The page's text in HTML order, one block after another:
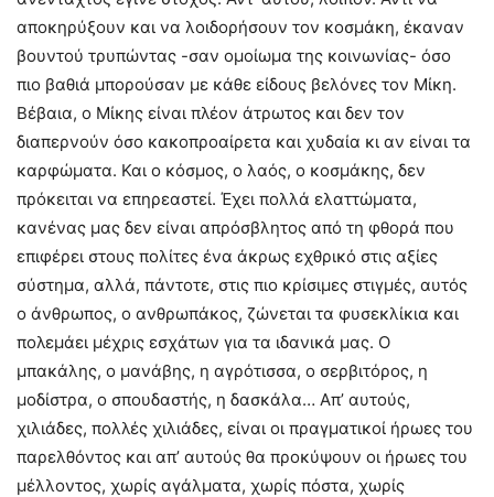
αποκηρύξουν και να λοιδορήσουν τον κοσμάκη, έκαναν
βουντού τρυπώντας -σαν ομοίωμα της κοινωνίας- όσο
πιο βαθιά μπορούσαν με κάθε είδους βελόνες τον Μίκη.
Βέβαια, ο Μίκης είναι πλέον άτρωτος και δεν τον
διαπερνούν όσο κακοπροαίρετα και χυδαία κι αν είναι τα
καρφώματα. Και ο κόσμος, ο λαός, ο κοσμάκης, δεν
πρόκειται να επηρεαστεί. Έχει πολλά ελαττώματα,
κανένας μας δεν είναι απρόσβλητος από τη φθορά που
επιφέρει στους πολίτες ένα άκρως εχθρικό στις αξίες
σύστημα, αλλά, πάντοτε, στις πιο κρίσιμες στιγμές, αυτός
ο άνθρωπος, ο ανθρωπάκος, ζώνεται τα φυσεκλίκια και
πολεμάει μέχρις εσχάτων για τα ιδανικά μας. Ο
μπακάλης, ο μανάβης, η αγρότισσα, ο σερβιτόρος, η
μοδίστρα, ο σπουδαστής, η δασκάλα… Απ’ αυτούς,
χιλιάδες, πολλές χιλιάδες, είναι οι πραγματικοί ήρωες του
παρελθόντος και απ’ αυτούς θα προκύψουν οι ήρωες του
μέλλοντος, χωρίς αγάλματα, χωρίς πόστα, χωρίς